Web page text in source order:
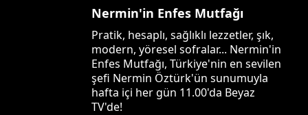
Nermin'in Enfes Mutfağı
Pratik, hesaplı, sağlıklı lezzetler, şık,
modern, yöresel sofralar... Nermin'in
Enfes Mutfağı, Türkiye'nin en sevilen
şefi Nermin Öztürk'ün sunumuyla
hafta içi her gün 11.00'da Beyaz
TV'de!